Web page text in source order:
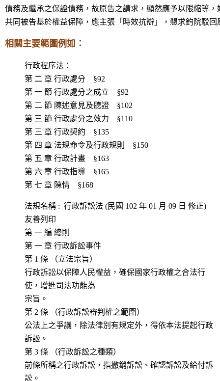
債務及繼承之保證債務，故原告之請求，顯然應予以限縮等
共同被告基於權益保障，應主張「時效抗辯」，懇求鈞院駁回
相關主要範圍例如 ：
行政程序法：
第 二 章 行政處分 §92
第 一 節 行政處分之成立 §92
第 二 節 陳述意見及聽證 §102
第 三 節 行政處分之效力 §110
第 三 章 行政契約 §135
第 四 章 法規命令及行政規則 §150
第 五 章 行政計畫 §163
第 六 章 行政指導 §165
第 七 章 陳情 §168
法規名稱 : 行政訴訟法 (民國 102 年 01 月 09 日 修正)
友善列印
第 一 編 總則
第 一 章 行政訴訟事件
第 1 條 （立法宗旨）
行政訴訟以保障人民權益，確保國家行政權之合法行
使，增進司法功能為
宗旨。
第 2 條 （行政訴訟審判權之範圍）
公法上之爭議，除法律別有規定外，得依本法提起行政
訴訟。
第 3 條 （行政訴訟之種類）
前條所稱之行政訴訟，指撤銷訴訟、確認訴訟及給付訴
訟。